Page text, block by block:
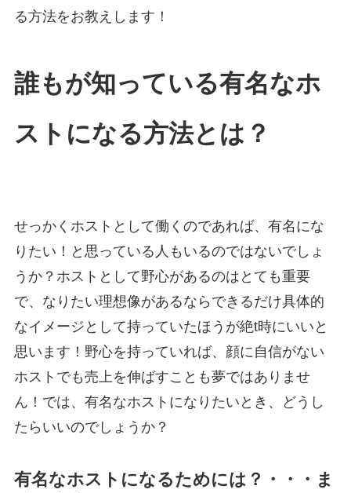
る方法をお教えします！
誰もが知っている有名なホ
ストになる方法とは？
せっかくホストとして働くのであれば、有名にな
りたい！と思っている人もいるのではないでしょ
うか？ホストとして野心があるのはとても重要
で、なりたい理想像があるならできるだけ具体的
なイメージとして持っていたほうが絶t時にいいと
思います！野心を持っていれば、顔に自信がない
ホストでも売上を伸ばすことも夢ではありませ
ん！では、有名なホストになりたいとき、どうし
たらいいのでしょうか？
有名なホストになるためには？・・・ま